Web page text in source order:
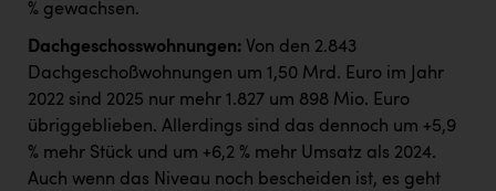
% gewachsen.
Dachgeschosswohnungen: Von den 2.843
Dachgeschoßwohnungen um 1,50 Mrd. Euro im Jahr
2022 sind 2025 nur mehr 1.827 um 898 Mio. Euro
übriggeblieben. Allerdings sind das dennoch um +5,9
% mehr Stück und um +6,2 % mehr Umsatz als 2024.
Auch wenn das Niveau noch bescheiden ist, es geht